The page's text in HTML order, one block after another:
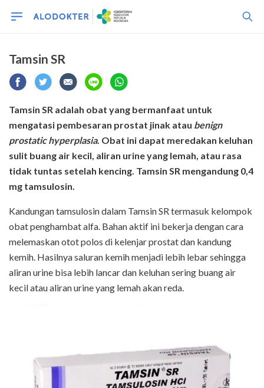
Tamsin SR
Tamsin SR adalah obat yang bermanfaat untuk
mengatasi pembesaran prostat jinak atau benign
prostatic hyperplasia. Obat ini dapat meredakan keluhan
sulit buang air kecil, aliran urine yang lemah, atau rasa
tidak tuntas setelah kencing. Tamsin SR mengandung 0,4
mg tamsulosin.
Kandungan tamsulosin dalam Tamsin SR termasuk kelompok
obat penghambat alfa. Bahan aktif ini bekerja dengan cara
melemaskan otot polos di kelenjar prostat dan kandung
kemih. Hasilnya saluran kemih menjadi lebih lebar sehingga
aliran urine bisa lebih lancar dan keluhan sering buang air
kecil atau aliran urine yang lemah akan reda.